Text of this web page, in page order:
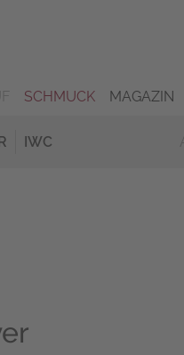
SCHMUCK MAGAZIN
IWC